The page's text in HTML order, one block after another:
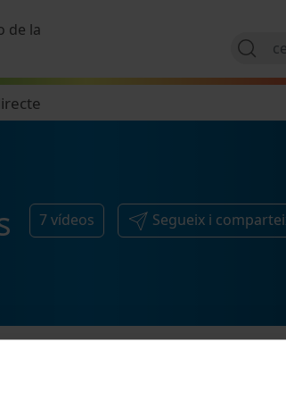
de la
7vídeos Segueix i